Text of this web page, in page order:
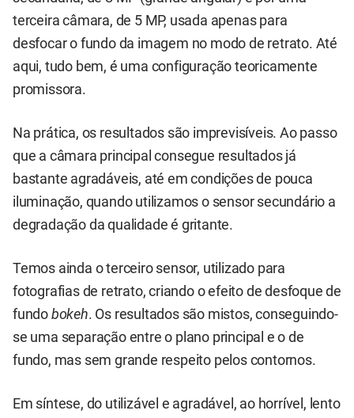
terceira câmara, de 5 MP, usada apenas para
desfocar o fundo da imagem no modo de retrato. Até
aqui, tudo bem, é uma configuração teoricamente
promissora.
Na prática, os resultados são imprevisíveis. Ao passo
que a câmara principal consegue resultados já
bastante agradáveis, até em condições de pouca
iluminação, quando utilizamos o sensor secundário a
degradação da qualidade é gritante.
Temos ainda o terceiro sensor, utilizado para
fotografias de retrato, criando o efeito de desfoque de
fundo bokeh. Os resultados são mistos, conseguindo-
se uma separação entre o plano principal e o de
fundo, mas sem grande respeito pelos contornos.
Em síntese, do utilizável e agradável, ao horrível, lento